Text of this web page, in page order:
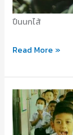
ปืนนกไส้
เข้า
และ
เป็น
ชุมชน
ออนไลน์
Read More »